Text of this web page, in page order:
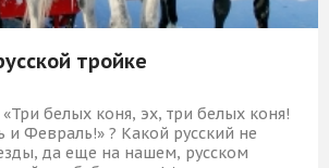
тройке
белых коня, эх, три белых коня!
и Февраль!» ? Какой русский не
да еще на нашем, русском